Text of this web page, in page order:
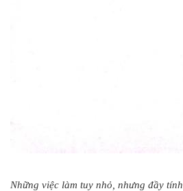
Những việc làm tuy nhỏ, nhưng đầy